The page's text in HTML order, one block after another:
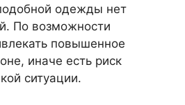
одежды нет
По возможности
повышенное
иначе есть риск
ситуации.